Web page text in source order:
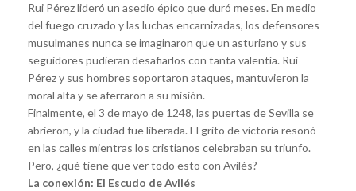
Rui Pérez lideró un asedio épico que duró meses. En medio
del fuego cruzado y las luchas encarnizadas, los defensores
musulmanes nunca se imaginaron que un asturiano y sus
seguidores pudieran desafiarlos con tanta valentía. Rui
Pérez y sus hombres soportaron ataques, mantuvieron la
moral alta y se aferraron a su misión.
Finalmente, el 3 de mayo de 1248, las puertas de Sevilla se
abrieron, y la ciudad fue liberada. El grito de victoria resonó
en las calles mientras los cristianos celebraban su triunfo.
Pero, ¿qué tiene que ver todo esto con Avilés?
La conexión: El Escudo de Avilés